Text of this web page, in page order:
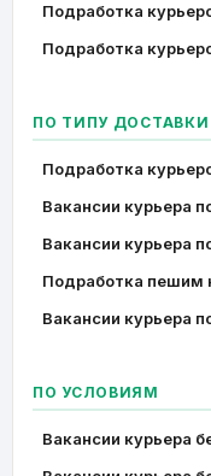
Подработка
Подработка
ПО ТИПУ ДОСТАВКИ
Подработка
Вакансии курьера
Вакансии курьера
Подработка пешим
Вакансии курьера
ПО УСЛОВИЯМ
Вакансии курьера